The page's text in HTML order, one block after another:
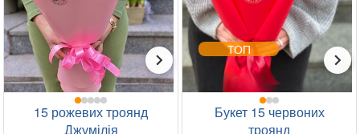
15 рожевих троянд
Джумілія
ТОП
Букет 15 червоних
троянд